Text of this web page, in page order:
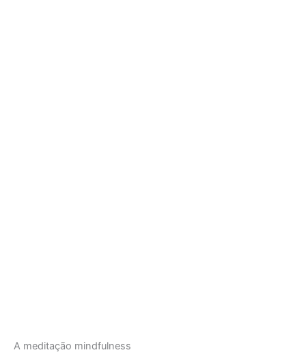
A meditação mindfulness